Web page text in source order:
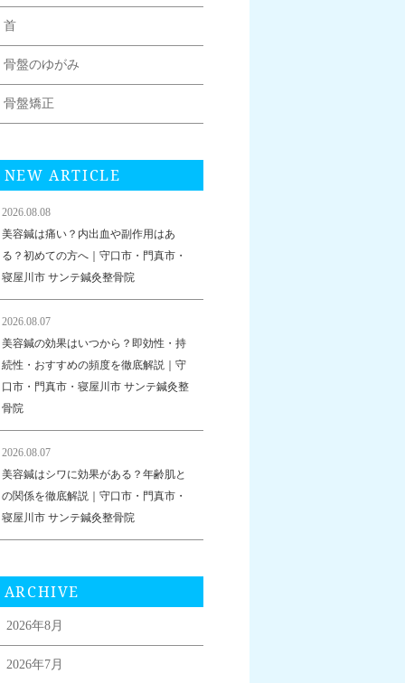
首
骨盤のゆがみ
骨盤矯正
NEW ARTICLE
2026.08.08
美容鍼は痛い？内出血や副作用はあ
る？初めての方へ｜守口市・門真市・
寝屋川市 サンテ鍼灸整骨院
2026.08.07
美容鍼の効果はいつから？即効性・持
続性・おすすめの頻度を徹底解説｜守
口市・門真市・寝屋川市 サンテ鍼灸整
骨院
2026.08.07
美容鍼はシワに効果がある？年齢肌と
の関係を徹底解説｜守口市・門真市・
寝屋川市 サンテ鍼灸整骨院
ARCHIVE
2026年8月
2026年7月